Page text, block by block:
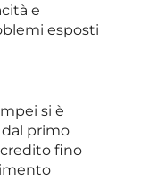
e
esposti
si è
primo
fino